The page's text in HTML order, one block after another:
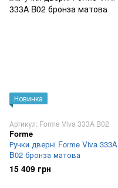
Новинка
Артикул: Forme Viva 333A B02
Forme
Ручки дверні Forme Viva 333A
B02 бронза матова
15 409 грн